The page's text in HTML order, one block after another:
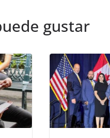
gustar